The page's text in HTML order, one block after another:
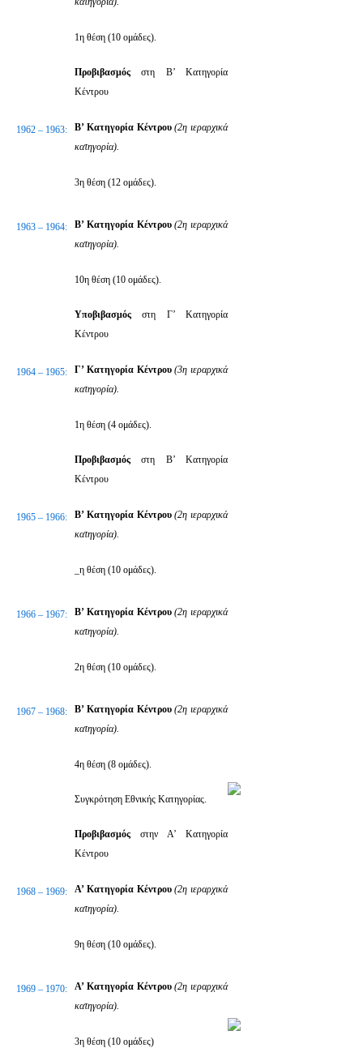
1η θέση (10 ομάδες).
Προβιβασμόςστη Β’ Κατηγορία
Κέντρου
1962 – 1963: Β’ Κατηγορία Κέντρου(2η ιεραρχικά
κατηγορία).
3η θέση (12 ομάδες).
1963 – 1964: Β’ Κατηγορία Κέντρου(2η ιεραρχικά
κατηγορία).
10η θέση (10 ομάδες).
Υποβιβασμός στη Γ’ Κατηγορία
Κέντρου
1964 – 1965: Γ’ Κατηγορία Κέντρου(3η ιεραρχικά
κατηγορία).
1η θέση (4 ομάδες).
Προβιβασμόςστη Β’ Κατηγορία
Κέντρου
1965 – 1966: Β’ Κατηγορία Κέντρου(2η ιεραρχικά
κατηγορία).
_η θέση (10 ομάδες).
1966 – 1967: Β’ Κατηγορία Κέντρου(2η ιεραρχικά
κατηγορία).
2η θέση (10 ομάδες).
1967 – 1968: Β’ Κατηγορία Κέντρου(2η ιεραρχικά
κατηγορία).
4η θέση (8 ομάδες).
Συγκρότηση Εθνικής Κατηγορίας.
Προβιβασμός στην Α’ Κατηγορία
Κέντρου
1968 – 1969: Α’ Κατηγορία Κέντρου(2η ιεραρχικά
κατηγορία).
9η θέση (10 ομάδες).
1969 – 1970: Α’ Κατηγορία Κέντρου(2η ιεραρχικά
κατηγορία).
3η θέση (10 ομάδες)